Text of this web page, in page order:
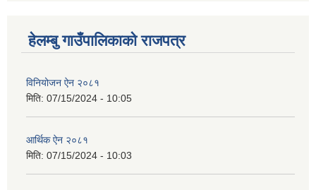
हेलम्बु गाउँपालिकाको राजपत्र
विनियोजन ऐन २०८१
मिति: 07/15/2024 - 10:05
आर्थिक ऐन २०८१
मिति: 07/15/2024 - 10:03